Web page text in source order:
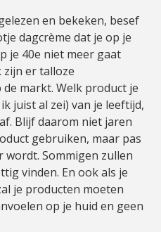
en bekeken, besef
dagcrème dat je op je
je 40e niet meer gaat
er talloze
markt. Welk product je
juist al zei) van je leeftijd,
Blijf daarom niet jaren
gebruiken, maar pas
wordt. Sommigen zullen
vinden. En ook als je
je producten moeten
op je huid en geen